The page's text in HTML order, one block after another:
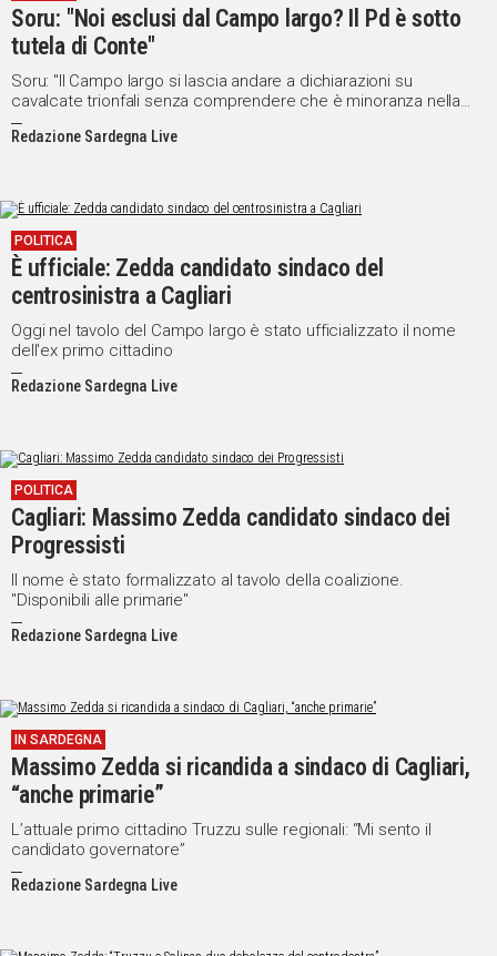
Soru: "Noi esclusi dal Campo largo? Il Pd è sotto
tutela di Conte"
Soru: "Il Campo largo si lascia andare a dichiarazioni su
cavalcate trionfali senza comprendere che è minoranza nella
società sarda"
Redazione Sardegna Live
POLITICA
È ufficiale: Zedda candidato sindaco del
centrosinistra a Cagliari
Oggi nel tavolo del Campo largo è stato ufficializzato il nome
dell'ex primo cittadino
Redazione Sardegna Live
POLITICA
Cagliari: Massimo Zedda candidato sindaco dei
Progressisti
Il nome è stato formalizzato al tavolo della coalizione.
"Disponibili alle primarie"
Redazione Sardegna Live
IN SARDEGNA
Massimo Zedda si ricandida a sindaco di Cagliari,
“anche primarie”
L’attuale primo cittadino Truzzu sulle regionali: “Mi sento il
candidato governatore”
Redazione Sardegna Live